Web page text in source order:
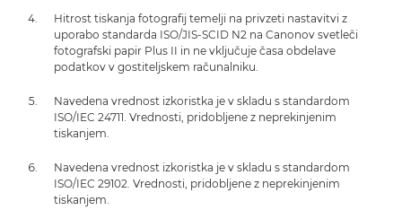
Hitrost tiskanja fotografij temelji na privzeti nastavitvi z
uporabo standarda ISO/JIS-SCID N2 na Canonov svetleči
fotografski papir Plus II in ne vključuje časa obdelave
podatkov v gostiteljskem računalniku.
Navedena vrednost izkoristka je v skladu s standardom
ISO/IEC 24711. Vrednosti, pridobljene z neprekinjenim
tiskanjem.
Navedena vrednost izkoristka je v skladu s standardom
ISO/IEC 29102. Vrednosti, pridobljene z neprekinjenim
tiskanjem.